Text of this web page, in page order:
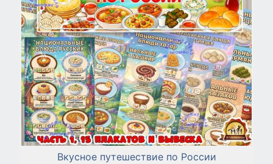
Вкусное путешествие по России